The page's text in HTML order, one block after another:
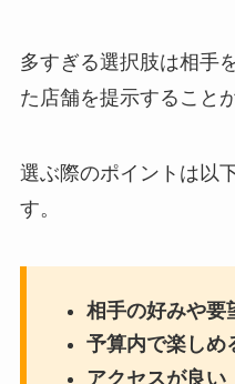
多すぎる選択肢は相手
た店舗を提示すること
選ぶ際のポイントは以
す。
相手の好みや要
予算内で楽しめ
アクセスが良い